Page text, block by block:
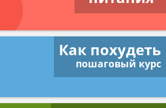
Как похудеть
пошаговый курс